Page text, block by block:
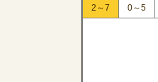
2～7 0～5